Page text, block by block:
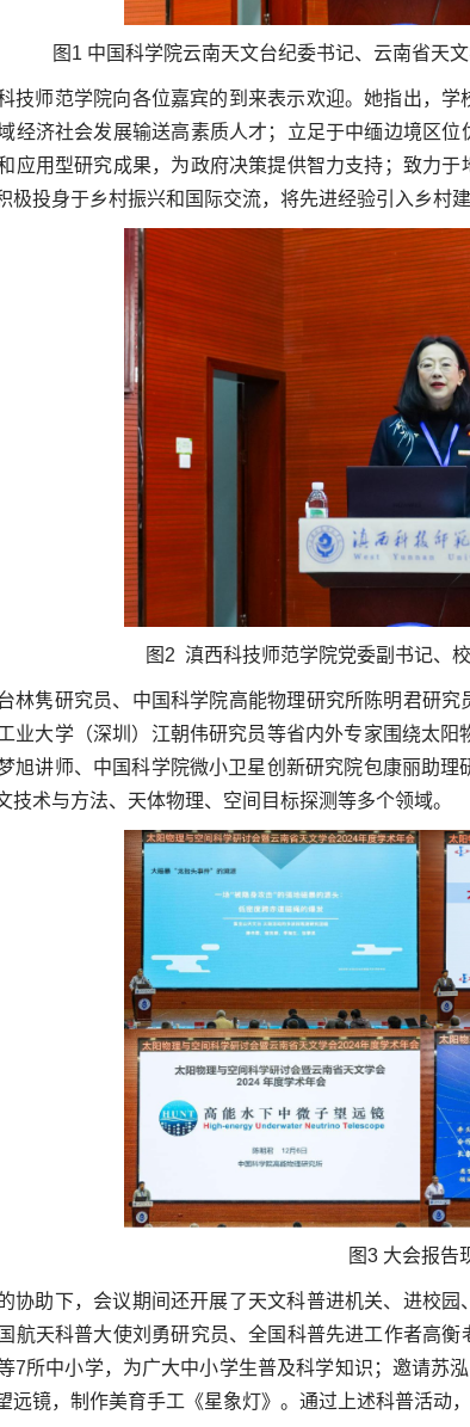
图1 中国科学院云南天文台纪委书记、云南省天
技师范学院向各位嘉宾的到来表示欢迎。她指出，
经济社会发展输送高素质人才；立足于中缅边境区
应用型研究成果，为政府决策提供智力支持；致力
极投身于乡村振兴和国际交流，将先进经验引入乡村
图2 滇西科技师范学院党委副书记、
林隽研究员、中国科学院高能物理研究所陈明君研
业大学（深圳）江朝伟研究员等省内外专家围绕太
旭讲师、中国科学院微小卫星创新研究院包康丽助
技术与方法、天体物理、空间目标探测等多个领域。
图3 大会报告
协助下，会议期间还开展了天文科普进机关、进校
航天科普大使刘勇研究员、全国科普先进工作者高
7所中小学，为广大中小学生普及科学知识；邀请苏
远镜，制作美育手工《星象灯》。通过上述科普活动